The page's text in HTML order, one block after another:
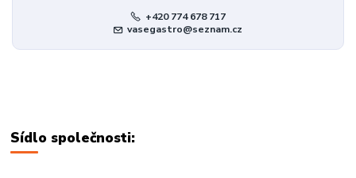
+420 774 678 717
vasegastro@seznam.cz
Sídlo společnosti: